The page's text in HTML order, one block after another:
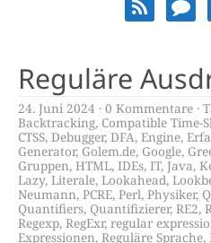
Reguläre
24. Juni 2024 0 Kommentare
Backtracking, Compatible Time-
CTSS, Debugger, DFA, Engine,
Generator, Golem.de, Google,
Gruppen, HTML, IDEs, IT, Java,
Lazy,Literale, Lookahead,
Neumann, PCRE, Perl, Physiker,
Quantifiers, Quantifizierer, RE2,
Regexp, RegExr, regular
Expressionen, Reguläre Sprache,